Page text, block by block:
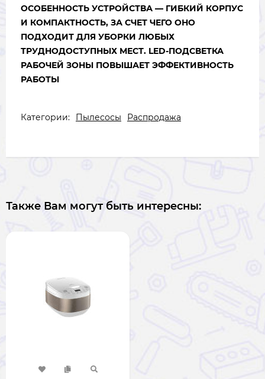
ОСОБЕННОСТЬ УСТРОЙСТВА — ГИБКИЙ КОРПУС
И КОМПАКТНОСТЬ, ЗА СЧЕТ ЧЕГО ОНО
ПОДХОДИТ ДЛЯ УБОРКИ ЛЮБЫХ
ТРУДНОДОСТУПНЫХ МЕСТ. LED-ПОДСВЕТКА
РАБОЧЕЙ ЗОНЫ ПОВЫШАЕТ ЭФФЕКТИВНОСТЬ
РАБОТЫ
Категории: Пылесосы Распродажа
Также Вам могут быть интересны: